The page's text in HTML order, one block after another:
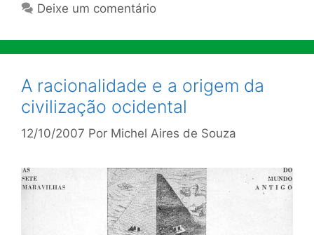
Deixe um comentário
A racionalidade e a origem da
civilização ocidental
12/10/2007 Por Michel Aires de Souza